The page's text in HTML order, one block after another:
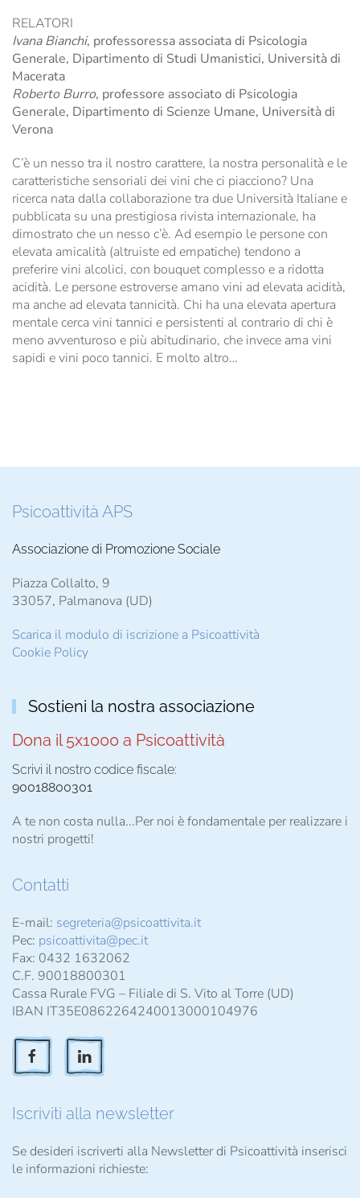
RELATORI
Ivana Bianchi, professoressa associata di Psicologia
Generale, Dipartimento di Studi Umanistici, Università di
Macerata
Roberto Burro, professore associato di Psicologia
Generale, Dipartimento di Scienze Umane, Università di
Verona
C’è un nesso tra il nostro carattere, la nostra personalità e le
caratteristiche sensoriali dei vini che ci piacciono? Una
ricerca nata dalla collaborazione tra due Università Italiane e
pubblicata su una prestigiosa rivista internazionale, ha
dimostrato che un nesso c’è. Ad esempio le persone con
elevata amicalità (altruiste ed empatiche) tendono a
preferire vini alcolici, con bouquet complesso e a ridotta
acidità. Le persone estroverse amano vini ad elevata acidità,
ma anche ad elevata tannicità. Chi ha una elevata apertura
mentale cerca vini tannici e persistenti al contrario di chi è
meno avventuroso e più abitudinario, che invece ama vini
sapidi e vini poco tannici. E molto altro…
Psicoattività APS
Associazione di Promozione Sociale
Piazza Collalto, 9
33057, Palmanova (UD)
Scarica il modulo di iscrizione a Psicoattività
Cookie Policy
Sostieni la nostra associazione
Dona il 5x1000 a Psicoattività
Scrivi il nostro codice fiscale:
90018800301
A te non costa nulla...Per noi è fondamentale per realizzare i
nostri progetti!
Contatti
E-mail: segreteria@psicoattivita.it
Pec: psicoattivita@pec.it
Fax: 0432 1632062
C.F. 90018800301
Cassa Rurale FVG – Filiale di S. Vito al Torre (UD)
IBAN IT35E0862264240013000104976
Iscriviti alla newsletter
Se desideri iscriverti alla Newsletter di Psicoattività inserisci
le informazioni richieste: